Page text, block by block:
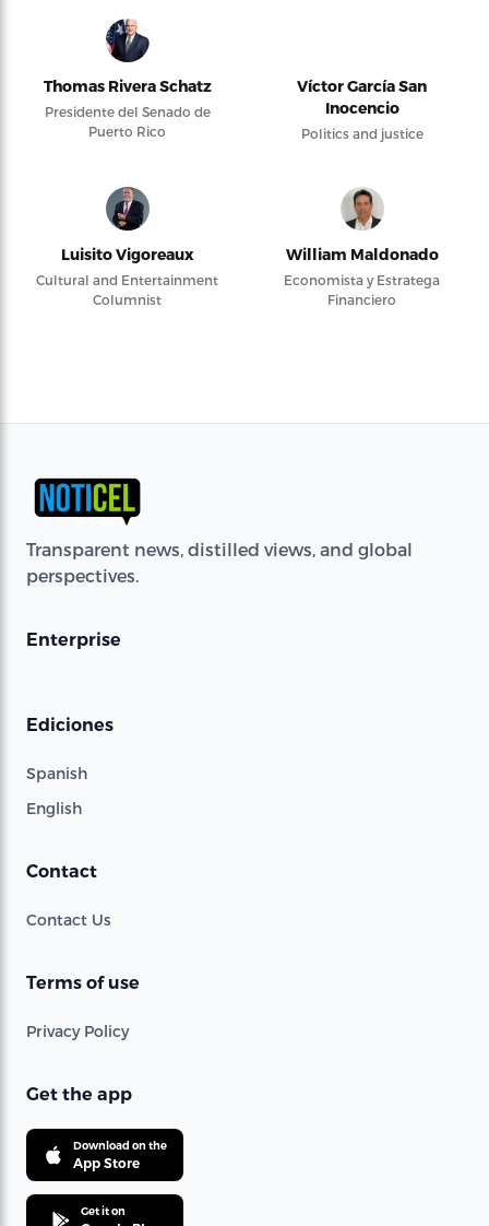
Thomas Rivera Schatz
Presidente del Senado de
Puerto Rico
Víctor García San
Inocencio
Politics and justice
Luisito Vigoreaux
Cultural and Entertainment
Columnist
William Maldonado
Economista y Estratega
Financiero
Transparent news, distilled views, and global
perspectives.
Enterprise
Ediciones
Spanish
English
Contact
Contact Us
Terms of use
Privacy Policy
Get the app
Download on the
App Store
Get it on